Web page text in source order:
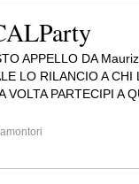
APPELLO DA
LO RILANCIO A CHI
VOLTA PARTECIPI A